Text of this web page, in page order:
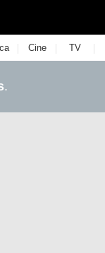
| Cine | TV |
.